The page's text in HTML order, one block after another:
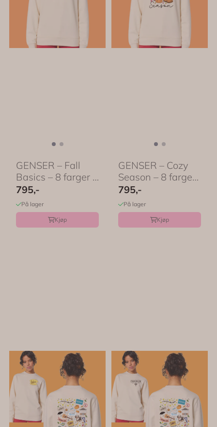
GENSER – Fall
Basics – 8 farger –
...
795,-
På lager
Kjøp
GENSER – Cozy
Season – 8 farger
– ...
795,-
På lager
Kjøp